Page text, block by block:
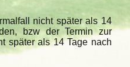
nicht später als 14
bzw der Termin zur
später als 14 Tage nach